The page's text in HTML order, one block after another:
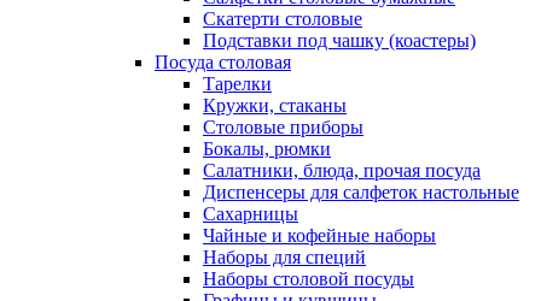
Скатерти столовые
Подставки под чашку (коастеры)
Посуда столовая
Тарелки
Кружки, стаканы
Столовые приборы
Бокалы, рюмки
Салатники, блюда, прочая посуда
Диспенсеры для салфеток настольные
Сахарницы
Чайные и кофейные наборы
Наборы для специй
Наборы столовой посуды